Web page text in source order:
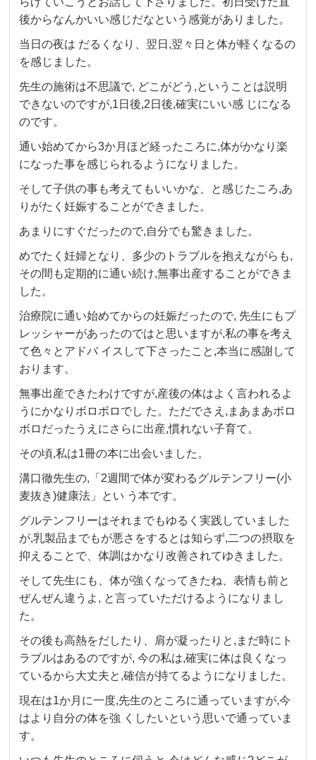
後からなんかいい感じだなという感覚がありました。
当日の夜は だるくなり、翌日,翌々日と体が軽くなるの
を感じました。
先生の施術は不思議で, どこがどう,ということは説明
できないのですが,1日後,2日後,確実にいい感 じになる
のです。
通い始めてから3か月ほど経ったころに,体がかなり楽
になった事を感じられるようになりました。
そして子供の事も考えてもいいかな、と感じたころ,あ
りがたく妊娠することができました。
あまりにすぐだったので,自分でも驚きました。
めでたく妊婦となり、多少のトラブルを抱えながらも,
その間も定期的に通い続け,無事出産することができま
した。
治療院に通い始めてからの妊娠だったので, 先生にもプ
レッシャーがあったのではと思いますが,私の事を考え
て色々とアドバ イスして下さったこと,本当に感謝して
おります。
無事出産できたわけですが,産後の体はよく言われるよ
うにかなりボロボロでし た。ただでさえ,まあまあボロ
ボロだったうえにさらに出産,慣れない子育て。
その頃,私は1冊の本に出会いました。
溝口徹先生の,「2週間で体が変わるグルテンフリー(小
麦抜き)健康法」とい う本です。
グルテンフリーはそれまでもゆるく実践していました
が,乳製品までもが悪さをするとは知らず,二つの摂取を
抑えることで、体調はかなり改善されてゆきました。
そして先生にも、体が強くなってきたね、表情も前と
ぜんぜん違うよ, と言っていただけるようになりまし
た。
その後も高熱をだしたり、肩が凝ったりと,まだ時にト
ラブルはあるのですが, 今の私は,確実に体は良くなっ
ているから大丈夫と,確信が持てるようになりました。
現在は1か月に一度,先生のところに通っていますが,今
はより自分の体を強 くしたいという思いで通っていま
す。